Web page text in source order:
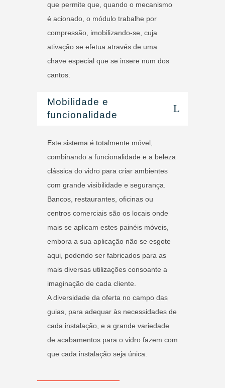
que permite que, quando o mecanismo
é acionado, o módulo trabalhe por
compressão, imobilizando-se, cuja
ativação se efetua através de uma
chave especial que se insere num dos
cantos.
Mobilidade e
funcionalidade
Este sistema é totalmente móvel,
combinando a funcionalidade e a beleza
clássica do vidro para criar ambientes
com grande visibilidade e segurança.
Bancos, restaurantes, oficinas ou
centros comerciais são os locais onde
mais se aplicam estes painéis móveis,
embora a sua aplicação não se esgote
aqui, podendo ser fabricados para as
mais diversas utilizações consoante a
imaginação de cada cliente.
A diversidade da oferta no campo das
guias, para adequar às necessidades de
cada instalação, e a grande variedade
de acabamentos para o vidro fazem com
que cada instalação seja única.